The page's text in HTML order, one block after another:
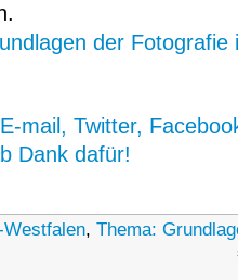
der Fotografie
mail, Twitter,
Dank dafür!
Westfalen, Thema: